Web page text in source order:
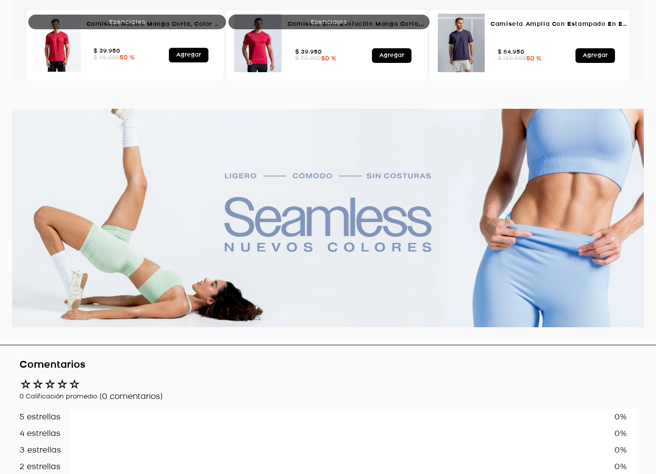
Camiseta Núcleo Manga Corta, Color Rojo Para Hombre
$ 39.950
$ 79.90050 % Agregar
Camiseta Slim Evolución Manga Corta, Color Rojo Para Hombre
$ 39.950
$ 79.90050 % Agregar
Camiseta Amplia Con Estampado En Espalda, Color Azul Oscuro Para Hombre
$ 64.950
$ 129.90050 % Agregar
Comentarios
☆☆☆☆☆
0 Calificación promedio (0 comentarios)
5 estrellas 0%
4 estrellas 0%
3 estrellas 0%
2 estrellas 0%